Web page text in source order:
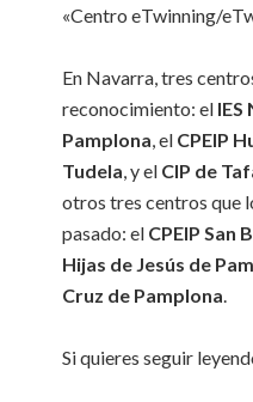
«Centro eTwinning/
En Navarra, tres
reconocimiento: el
Pamplona, el CPEIP
Tudela, y el CIP de
otros tres centros que
pasado: el CPEIP San
Hijas de Jesús de
Cruz de Pamplona.
Si quieres seguir